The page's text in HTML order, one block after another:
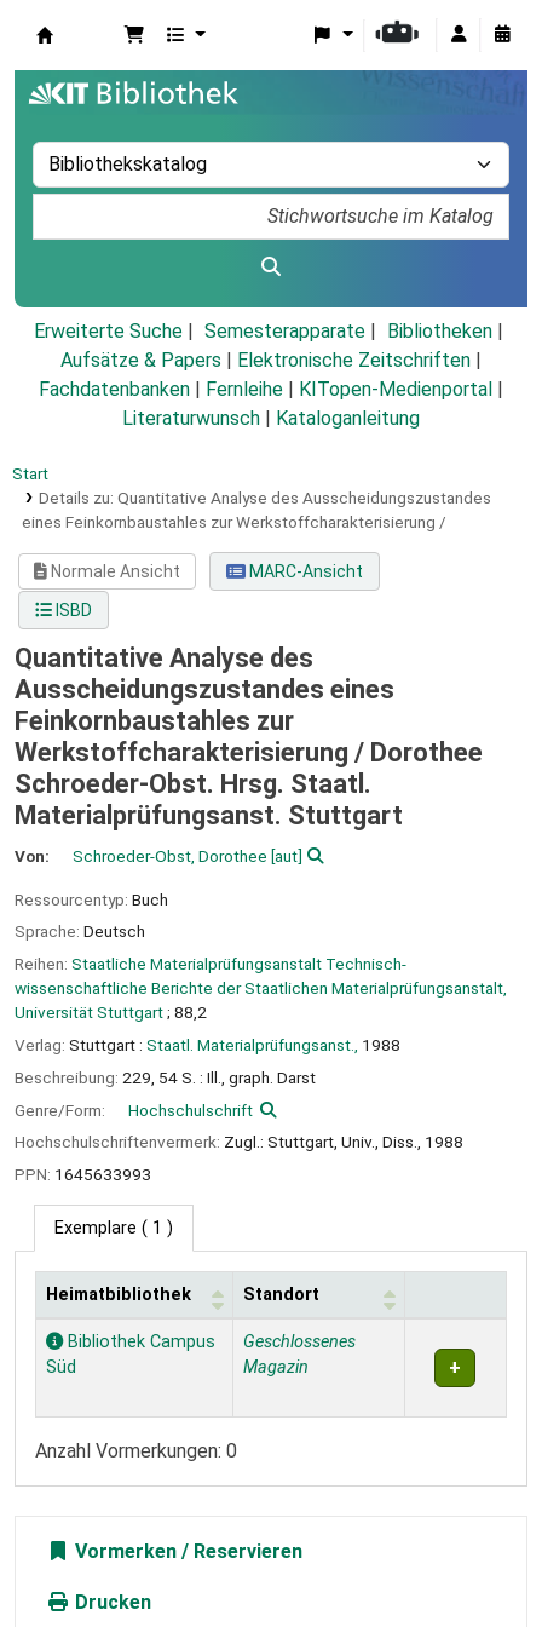
Erweiterte Suche Semesterapparate
Bibliotheken
Aufsätze & Papers
Elektronische Zeitschriften
Fachdatenbanken
Fernleihe KITopen-Medienportal
Literaturwunsch
Kataloganleitung
Start
Details zu: Quantitative Analyse des Ausscheidungszustandes
eines Feinkornbaustahles zur Werkstoffcharakterisierung /
Normale Ansicht
MARC-Ansicht
ISBD
Quantitative Analyse des
Ausscheidungszustandes eines
Feinkornbaustahles zur
Werkstoffcharakterisierung / Dorothee
Schroeder-Obst. Hrsg. Staatl.
Materialprüfungsanst. Stuttgart
Von: Schroeder-Obst, Dorothee [aut]
Ressourcentyp: Buch
Sprache: Deutsch
Reihen: Staatliche Materialprüfungsanstalt Technisch-
wissenschaftliche Berichte der Staatlichen Materialprüfungsanstalt,
Universität Stuttgart; 88,2
Verlag: Stuttgart : Staatl. Materialprüfungsanst.,
1988
Beschreibung: 229, 54 S. : Ill., graph. Darst
Genre/Form:
Hochschulschrift
Hochschulschriftenvermerk: Zugl.: Stuttgart, Univ., Diss., 1988
PPN: 1645633993
Exemplare ( 1 )
Exemplare
Heimatbibliothek Standort
Bibliothek Campus
Süd
Geschlossenes
Magazin
Anzahl Vormerkungen: 0
Vormerken
Drucken